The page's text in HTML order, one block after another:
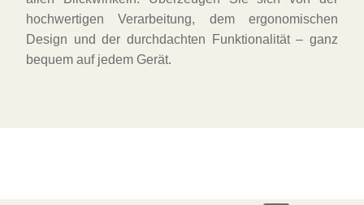
hochwertigen Verarbeitung, dem ergonomischen
Design und der durchdachten Funktionalität – ganz
bequem auf jedem Gerät.